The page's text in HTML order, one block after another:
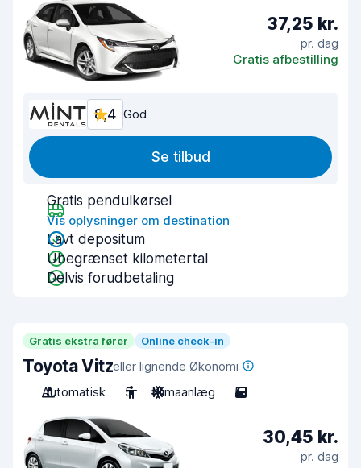
37,25 kr.
pr. dag
Gratis afbestilling
8,4 God
Se tilbud
Gratis pendulkørsel
Vis oplysninger om destination
Lavt depositum
Ubegrænset kilometertal
Delvis forudbetaling
Gratis ekstra fører Online check-in
Toyota Vitzeller lignende Økonomi
Automatisk
5 Klimaanlæg 5
30,45 kr.
pr. dag